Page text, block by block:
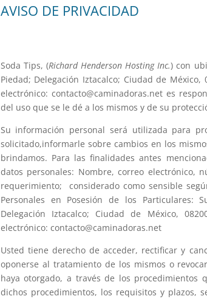
AVISO DE PRIVACIDAD
Soda Tips, (Richard Henderson Hosting Inc.) con
Piedad; Delegación Iztacalco; Ciudad de
electrónico: contacto@caminadoras.net es
del uso que se le dé a los mismos y de su
Su información personal será utilizada para
solicitado,informarle sobre cambios en los
brindamos. Para las finalidades antes
datos personales: Nombre, correo electrónico,
requerimiento; considerado como sensible
Personales en Posesión de los Particulares:
Delegación Iztacalco; Ciudad de México,
electrónico: contacto@caminadoras.net
Usted tiene derecho de acceder, rectificar y
oponerse al tratamiento de los mismos o
haya otorgado, a través de los procedimientos
dichos procedimientos, los requisitos y plazos,